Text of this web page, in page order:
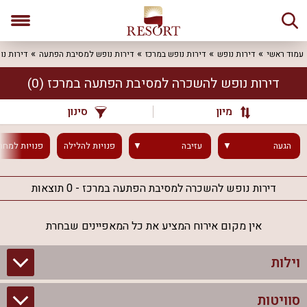
עמוד ראשי דירות נופש דירות נופש במרכז דירות נופש למסיבת הפתעה דירות
דירות נופש להשכרה למסיבת הפתעה במרכז (0)
מיון סינון
הגעה עזיבה פנויותלהלילה פנויות
דירות נופש להשכרה למסיבת הפתעה במרכז - 0 תוצאות
אין מקום אירוח המציע את כל המאפיינים שבחרת
וילות
סוויטות